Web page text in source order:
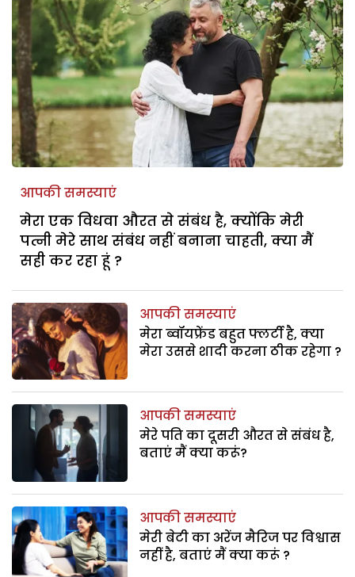
आपकी समस्याएं
मेरा एक विधवा औरत से संबंध है, क्योंकि मेरी
पत्नी मेरे साथ संबंध नहीं बनाना चाहती, क्या मैं
सही कर रहा हूं ?
आपकी समस्याएं
मेरा ब्वॉयफ्रेंड बहुत फ्लर्टी है, क्या
मेरा उससे शादी करना ठीक रहेगा ?
आपकी समस्याएं
मेरे पति का दूसरी औरत से संबंध है,
बताएं मैं क्या करूं?
आपकी समस्याएं
मेरी बेटी का अरेंज मैरिज पर विश्वास
नहीं है, बताएं मैं क्या करूं ?